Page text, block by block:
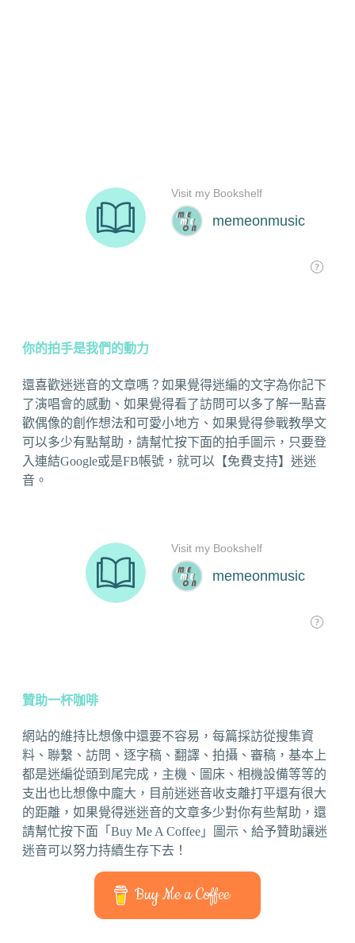
你的拍手是我們的動力
還喜歡迷迷音的文章嗎？如果覺得迷編的文字為你記下
了演唱會的感動、如果覺得看了訪問可以多了解一點喜
歡偶像的創作想法和可愛小地方、如果覺得參戰教學文
可以多少有點幫助，請幫忙按下面的拍手圖示，只要登
入連結Google或是FB帳號，就可以【免費支持】迷迷
音。
贊助一杯咖啡
網站的維持比想像中還要不容易，每篇採訪從搜集資
料、聯繫、訪問、逐字稿、翻譯、拍攝、審稿，基本上
都是迷編從頭到尾完成，主機、圖床、相機設備等等的
支出也比想像中龐大，目前迷迷音收支離打平還有很大
的距離，如果覺得迷迷音的文章多少對你有些幫助，還
請幫忙按下面「Buy Me A Coffee」圖示、給予贊助讓迷
迷音可以努力持續生存下去！
Buy Me a Coffee